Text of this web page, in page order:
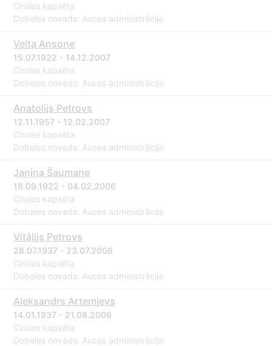
Ciroles kapsēta
Dobeles novads: Auces administrācija
Velta Ansone
15.07.1922 - 14.12.2007
Ciroles kapsēta
Dobeles novads: Auces administrācija
Anatolijs Petrovs
12.11.1957 - 12.02.2007
Ciroles kapsēta
Dobeles novads: Auces administrācija
Jaņina Šaumane
16.09.1922 - 04.02.2006
Ciroles kapsēta
Dobeles novads: Auces administrācija
Vitālijs Petrovs
28.07.1937 - 23.07.2006
Ciroles kapsēta
Dobeles novads: Auces administrācija
Aleksandrs Artemjevs
14.01.1937 - 21.08.2006
Ciroles kapsēta
Dobeles novads: Auces administrācija